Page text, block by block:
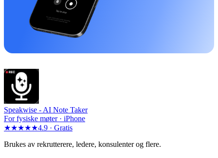
Speakwise - AI Note Taker
For fysiske møter · iPhone
★★★★★4.9 · Gratis
Brukes av rekrutterere, ledere, konsulenter og flere.